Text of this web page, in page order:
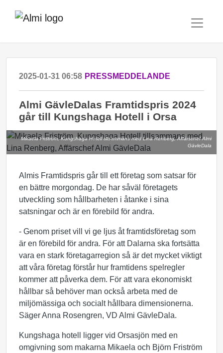
2025-01-31 06:58 PRESSMEDDELANDE
Almi GävleDalas Framtidspris 2024
går till Kungshaga Hotell i Orsa
Mikaela Friström, Kungshaga Hotell tillsammans med Lina Renberg, Affärschef Almi
GävleDala
Almis Framtidspris går till ett företag som satsar för
en bättre morgondag. De har såväl företagets
utveckling som hållbarheten i åtanke i sina
satsningar och är en förebild för andra.
- Genom priset vill vi ge ljus åt framtidsföretag som
är en förebild för andra. För att Dalarna ska fortsätta
vara en stark företagarregion så är det mycket viktigt
att våra företag förstår hur framtidens spelregler
kommer att påverka dem. För att vara ekonomiskt
hållbar så behöver man också arbeta med de
miljömässiga och socialt hållbara dimensionerna.
Säger Anna Rosengren, VD Almi GävleDala.
Kungshaga hotell ligger vid Orsasjön med en
omgivning som makarna Mikaela och Björn Friström